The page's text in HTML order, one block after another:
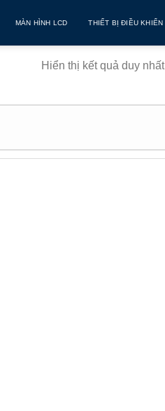
MÀN HÌNH LCD THIẾT BỊ ĐIỀU KHIỂN
Hiển thị kết quả duy nhất